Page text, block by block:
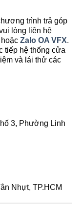
trình trả góp
lòng liên hệ
hoặc Zalo OA VFX.
tiếp hệ thống cửa
và lái thử các
3, Phường Linh
Nhựt, TP.HCM